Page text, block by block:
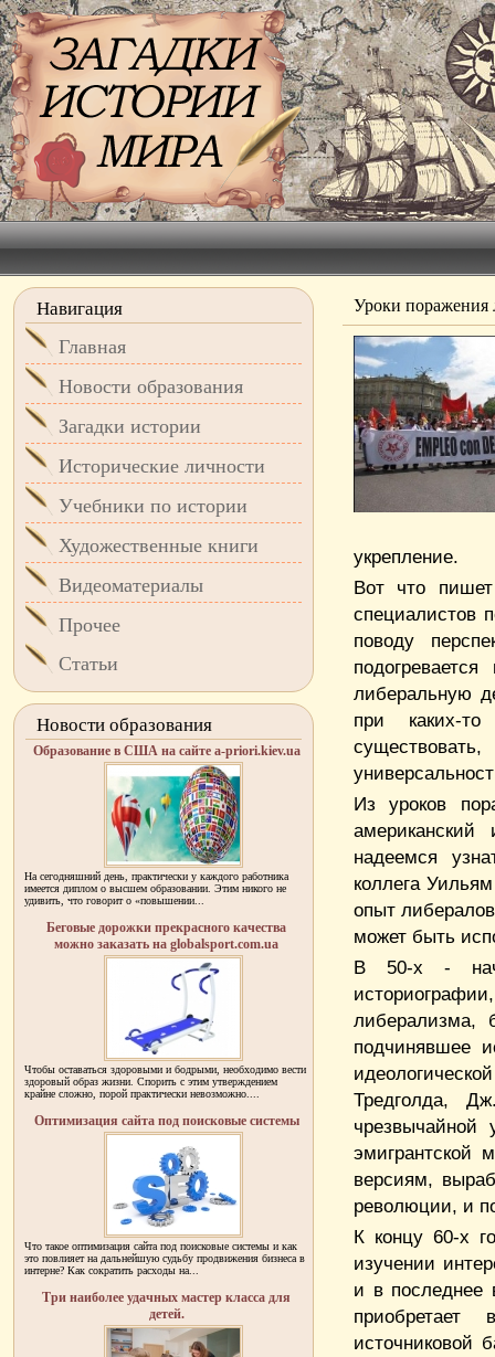
Уроки поражения
укрепление.
Вот что
специалистов
поводу
либеральную
при каких-
Из уроков
надеемся
коллега
опыт
может быть
В 50-х -
либерализма,
подчинявшее
Тредголда,
чрезвычайной
эмигрантской
версиям,
революции, и
К концу 60-х
изучении
и в последнее
источниковой
Навигация
Главная
Новости образования
Загадки истории
Исторические личности
Учебники по истории
Художественные книги
Видеоматериалы
Прочее
Статьи
Новости образования
Образование в США на сайте a-priori.kiev.ua
На сегодняшний день, практически у каждого работника
имеется диплом о высшем образовании. Этим никого не
удивить, что говорит о «повышении...
Беговые дорожки прекрасного качества
можно заказать на globalsport.com.ua
Чтобы оставаться здоровыми и бодрыми, необходимо вести
здоровый образ жизни. Спорить с этим утверждением
крайне сложно, порой практически невозможно....
Оптимизация сайта под поисковые системы
Что такое оптимизация сайта под поисковые системы и как
это повлияет на дальнейшую судьбу продвижения бизнеса в
интерне? Как сократить расходы на...
Три наиболее удачных мастер класса для
детей.